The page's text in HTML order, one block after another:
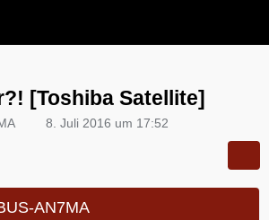
[Toshiba Satellite]
8. Juli 2016 um 17:52
AN7MA